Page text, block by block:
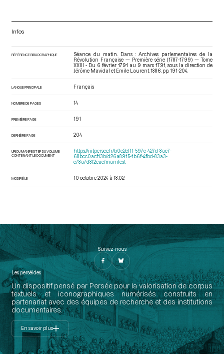
Infos
RÉFÉRENCE BIBLIOGRAPHIQUE
Séance du matin. Dans : Archives parlementaires de la
Révolution Française — Première série (1787-1799) — Tome
XXIII - Du 6 février 1791 au 9 mars 1791 , sous la direction de
Jérôme Mavidal et Emile Laurent. 1886. pp. 191-204.
LANGUE PRINCIPALE Français
NOMBRE DE PAGES 14
PREMIÈRE PAGE 191
DERNIÈRE PAGE 204
URI DU MANIFEST IIIF DU VOLUME
CONTENANT LE DOCUMENT
https://iiif.persee.fr/b0e2cf11-597c-427d-8ac7-
68bcc0acf13b/d26a8915-1b6f-4fbd-83a3-
e78a7d8f2eae/manifest
MODIFIÉ LE 10 octobre 2024 à 18:02
Suivez-nous
Les perséides
Un dispositif pensé par Persée pour la valorisation de corpus
textuels et iconographiques numérisés construits en
partenariat avec des équipes de recherche et des institutions
documentaires.
En savoir plus